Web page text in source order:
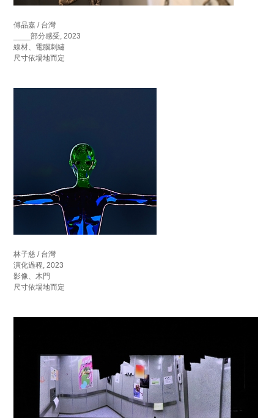
傅品嘉 / 台灣
____部分感受, 2023
線材、電腦刺繡
尺寸依場地而定
林子慈 / 台灣
演化過程, 2023
影像、木門
尺寸依場地而定